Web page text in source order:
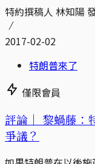
特約撰稿人 林知陽
2017-02-02
特朗普來了
僅限會員
評論｜ 黎蝸藤：
爭議？